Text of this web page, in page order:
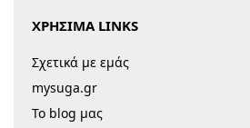
ΧΡΗΣΙΜΑ LINKS
Σχετικά με εμάς
mysuga.gr
Το blog μας